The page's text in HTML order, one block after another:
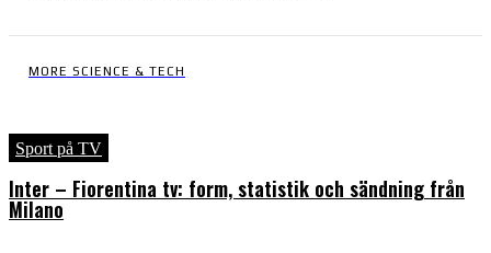
MORE SCIENCE & TECH
Sport på TV
Inter – Fiorentina tv: form, statistik och sändning från
Milano